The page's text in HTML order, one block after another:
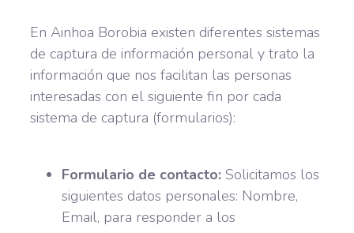
En Ainhoa Borobia existen diferentes sistemas
de captura de información personal y trato la
información que nos facilitan las personas
interesadas con el siguiente fin por cada
sistema de captura (formularios):
Formulario de contacto: Solicitamos los
siguientes datos personales: Nombre,
Email, para responder a los